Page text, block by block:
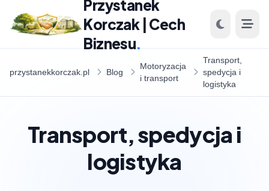
Przystanek
Korczak | Cech
Biznesu.
przystanekkorczak.pl Blog
Motoryzacja
i transport
Transport,
spedycja i
logistyka
Transport, spedycja i
logistyka